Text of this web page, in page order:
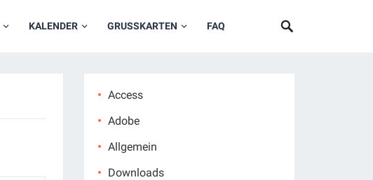
KALENDER GRUSSKARTEN FAQ
Access
Adobe
Allgemein
Downloads